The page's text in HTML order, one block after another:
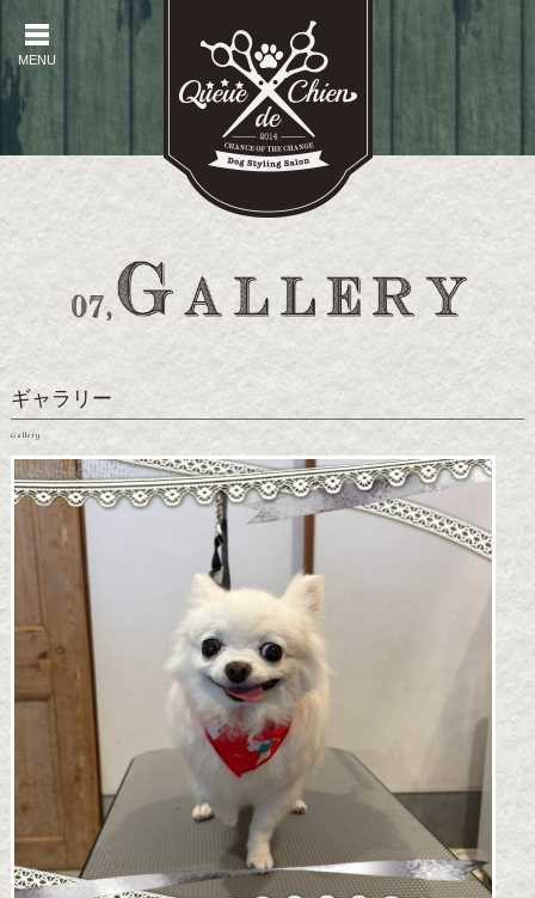
MENU
ギャラリー
Gallery